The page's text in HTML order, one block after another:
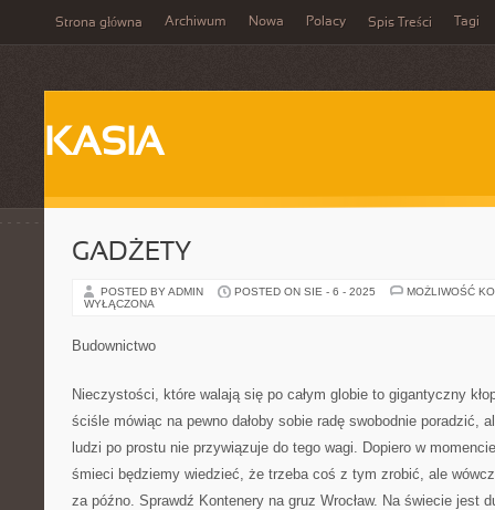
Strona główna Archiwum Nowa Polacy Spis Treści Tagi
KASIA
GADŻETY
POSTED BY ADMIN POSTED ON SIE - 6 - 2025
MOŻLIWOŚĆ
WYŁĄCZONA
Budownictwo
Nieczystości, które walają się po całym globie to gigantyczny
ściśle mówiąc na pewno dałoby sobie radę swobodnie poradzić,
ludzi po prostu nie przywiązuje do tego wagi. Dopiero w
śmieci będziemy wiedzieć, że trzeba coś z tym zrobić, ale
za późno. Sprawdź Kontenery na gruz Wrocław. Na świecie jest